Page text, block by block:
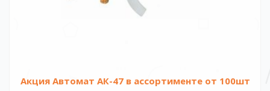
Акция Автомат АК-47 в ассортименте от 100шт